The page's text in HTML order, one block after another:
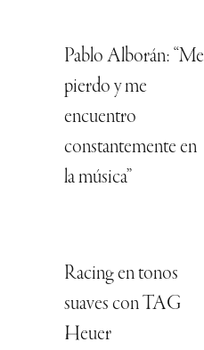
Pablo Alborán: “Me
pierdo y me
encuentro
constantemente en
la música”
Racing en tonos
suaves con TAG
Heuer